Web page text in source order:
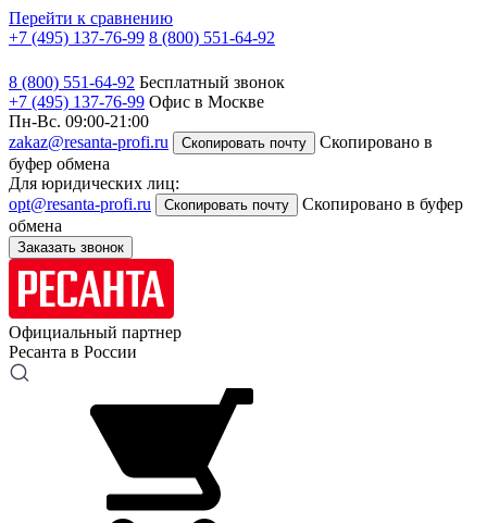
Перейти к сравнению
+7 (495) 137-76-99 8 (800) 551-64-92
8 (800) 551-64-92 Бесплатный звонок
+7 (495) 137-76-99 Офис в Москве
Пн-Вс. 09:00-21:00
zakaz@resanta-profi.ru
Скопировать почту
Скопировано в
буфер обмена
Для юридических лиц:
opt@resanta-profi.ru
Скопировать почту
Скопировано в буфер
обмена
Заказать звонок
Официальный партнер
Ресанта в России